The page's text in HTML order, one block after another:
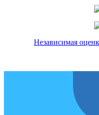
Независимая